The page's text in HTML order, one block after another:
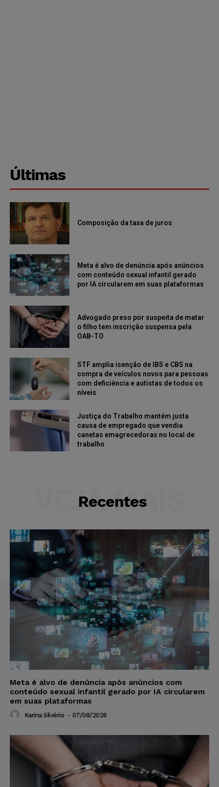
Últimas
Composição da taxa de juros
Meta é alvo de denúncia após anúncios
com conteúdo sexual infantil gerado
por IA circularem em suas plataformas
Advogado preso por suspeita de matar
o filho tem inscrição suspensa pela
OAB-TO
STF amplia isenção de IBS e CBS na
compra de veículos novos para pessoas
com deficiência e autistas de todos os
níveis
Justiça do Trabalho mantém justa
causa de empregado que vendia
canetas emagrecedoras no local de
trabalho
Recentes
VEJA MAIS
Meta é alvo de denúncia após anúncios com
conteúdo sexual infantil gerado por IA circularem
em suas plataformas
Karina Silvério - 07/08/2026